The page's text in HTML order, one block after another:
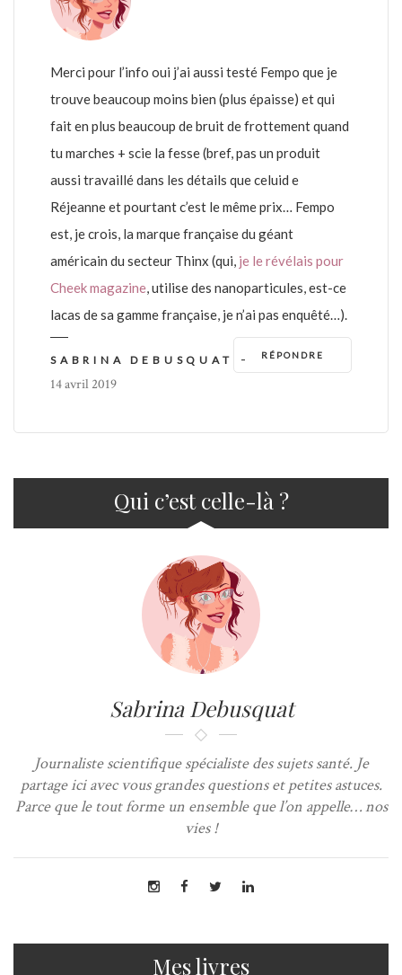
Merci pour l’info oui j’ai aussi testé Fempo que je
trouve beaucoup moins bien (plus épaisse) et qui
fait en plus beaucoup de bruit de frottement quand
tu marches + scie la fesse (bref, pas un produit
aussi travaillé dans les détails que celuid e
Réjeanne et pourtant c’est le même prix… Fempo
est, je crois, la marque française du géant
américain du secteur Thinx (qui, je le révélais pour
Cheek magazine, utilise des nanoparticules, est-ce
lacas de sa gamme française, je n’ai pas enquêté…).
RÉPONDRE
SABRINA DEBUSQUAT -
14 avril 2019
Qui c’est celle-là ?
Sabrina Debusquat
Journaliste scientifique spécialiste des sujets santé. Je
partage ici avec vous grandes questions et petites astuces.
Parce que le tout forme un ensemble que l’on appelle… nos
vies !
Mes livres